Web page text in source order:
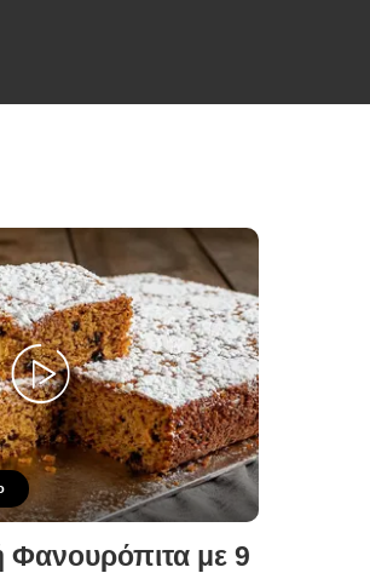
με 9